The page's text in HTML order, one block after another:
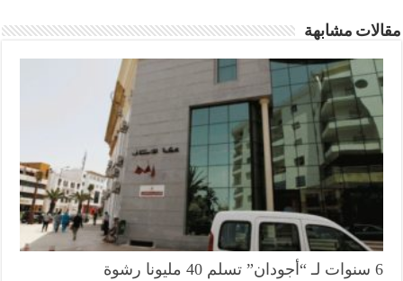
مقالات مشابهة
6 سنوات لـ “أجودان” تسلم 40 مليونا رشوة